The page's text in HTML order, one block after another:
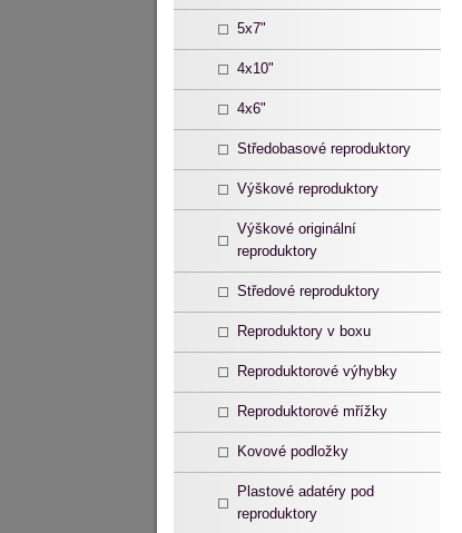
5x7"
4x10"
4x6"
Středobasové reproduktory
Výškové reproduktory
Výškové originální
reproduktory
Středové reproduktory
Reproduktory v boxu
Reproduktorové výhybky
Reproduktorové mřížky
Kovové podložky
Plastové adatéry pod
reproduktory